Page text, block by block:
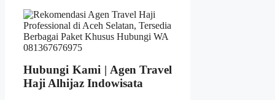
Hubungi Kami | Agen Travel
Haji Alhijaz Indowisata